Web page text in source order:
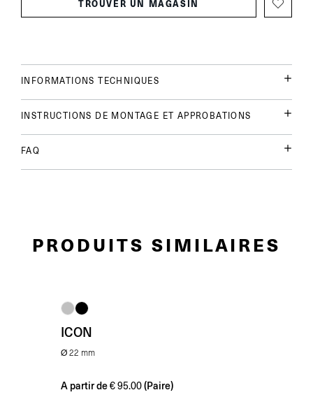
TROUVER UN MAGASIN
INFORMATIONS TECHNIQUES
INSTRUCTIONS DE MONTAGE ET APPROBATIONS
FAQ
PRODUITS SIMILAIRES
ICON
Ø 22 mm
A partir de €95.00 (Paire)